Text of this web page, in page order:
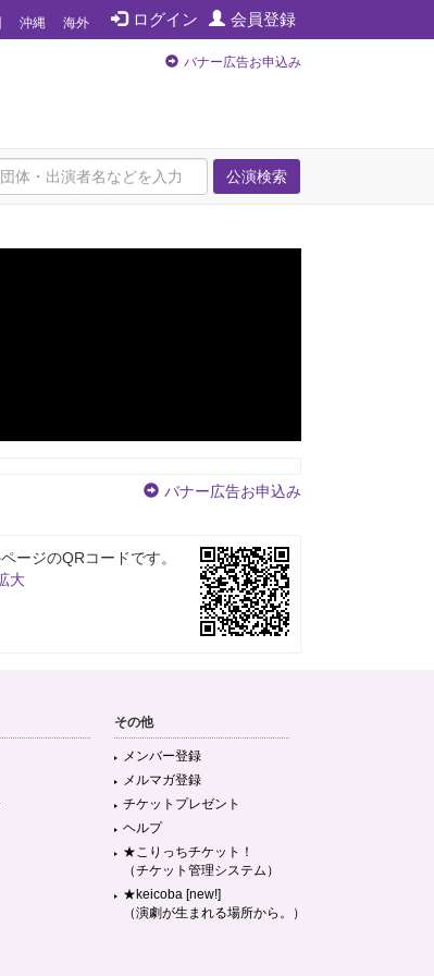
ログイン 会員登録
沖縄 海外
バナー広告お申込み
公演検索
バナー広告お申込み
ージのQRコードです。
大
その他
メンバー登録
メルマガ登録
チケットプレゼント
ヘルプ
★こりっちチケット！
（チケット管理システム）
★keicoba [new!]
（演劇が生まれる場所から。）